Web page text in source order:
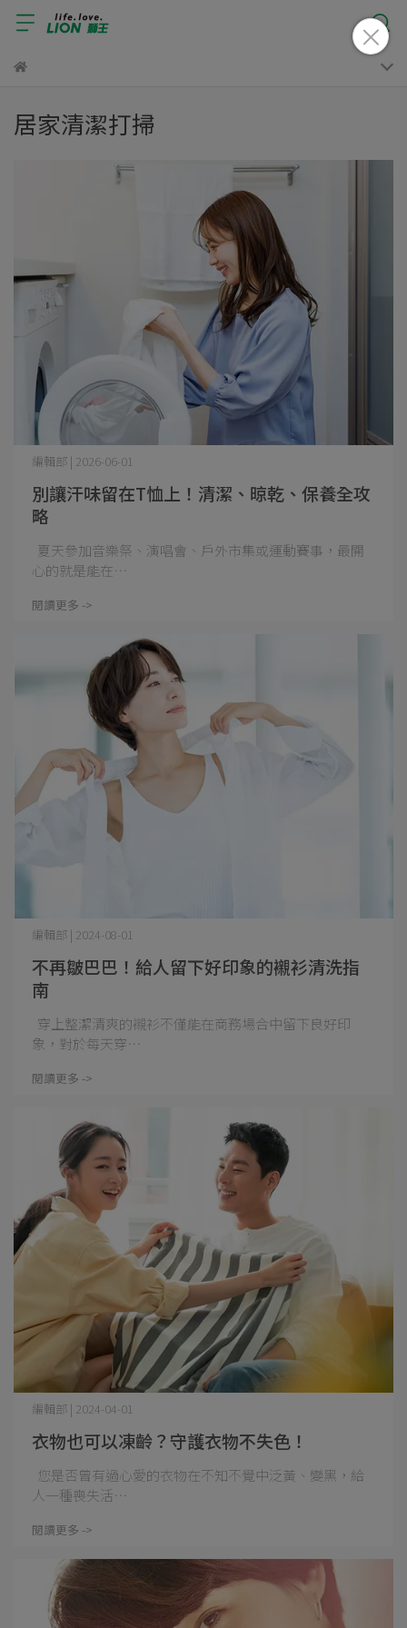
居家清潔打掃
別讓汗味留在T恤上！清潔、晾乾、保養全攻
略
編輯部 | 2026-06-01
夏天參加音樂祭、演唱會、戶外市集或運動賽事，最開
心的就是能在⋯
閱讀更多 ->
不再皺巴巴！給人留下好印象的襯衫清洗指
南
編輯部 | 2024-08-01
穿上整潔清爽的襯衫不僅能在商務場合中留下良好印
象，對於每天穿⋯
閱讀更多 ->
衣物也可以凍齡？守護衣物不失色！
編輯部 | 2024-04-01
您是否曾有過心愛的衣物在不知不覺中泛黃、變黑，給
人一種喪失活⋯
閱讀更多 ->